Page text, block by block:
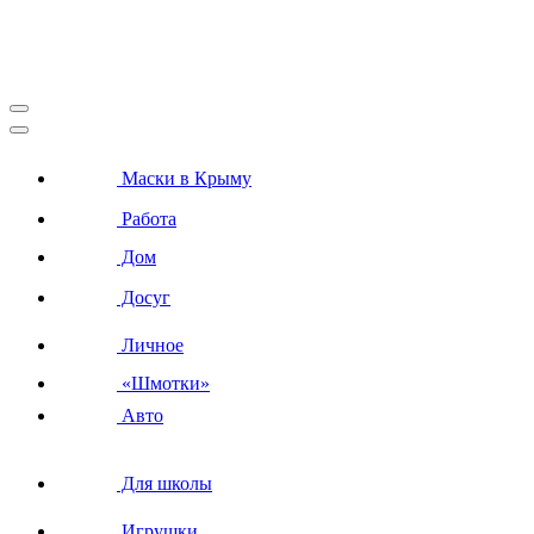
Маски в Крыму
Работа
Дом
Досуг
Личное
«Шмотки»
Авто
Для школы